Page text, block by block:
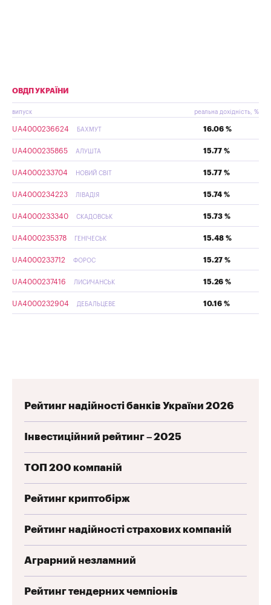
ОВДП УКРАЇНИ
випуск реальна дохідність, %
UA4000236624 БАХМУТ 16.06 %
UA4000235865 АЛУШТА 15.77 %
UA4000233704 НОВИЙ СВІТ 15.77 %
UA4000234223 ЛІВАДІЯ 15.74 %
UA4000233340 СКАДОВСЬК 15.73 %
UA4000235378 ГЕНІЧЕСЬК 15.48 %
UA4000233712 ФОРОС 15.27 %
UA4000237416 ЛИСИЧАНСЬК 15.26 %
UA4000232904 ДЕБАЛЬЦЕВЕ 10.16 %
Рейтинг надійності банків України 2026
Інвестиційний рейтинг – 2025
ТОП 200 компаній
Рейтинг криптобірж
Рейтинг надійності страхових компаній
Аграрний незламний
Рейтинг тендерних чемпіонів